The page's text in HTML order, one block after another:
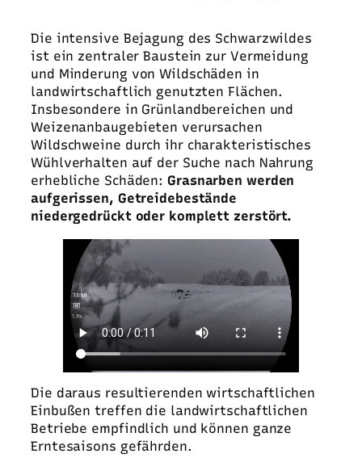
Die intensive Bejagung des Schwarzwildes
ist ein zentraler Baustein zur Vermeidung
und Minderung von Wildschäden in
landwirtschaftlich genutzten Flächen.
Insbesondere in Grünlandbereichen und
Weizenanbaugebieten verursachen
Wildschweine durch ihr charakteristisches
Wühlverhalten auf der Suche nach Nahrung
erhebliche Schäden: Grasnarben werden
aufgerissen, Getreidebestände
niedergedrückt oder komplett zerstört.
Die daraus resultierenden wirtschaftlichen
Einbußen treffen die landwirtschaftlichen
Betriebe empfindlich und können ganze
Erntesaisons gefährden.